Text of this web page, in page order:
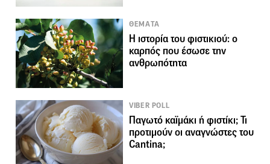
ΘΕΜΑΤΑ
Η ιστορία του φιστικιού: ο
καρπός που έσωσε την
ανθρωπότητα
VIBER POLL
Παγωτό καϊμάκι ή φιστίκι; Τι
προτιμούν οι αναγνώστες του
Cantina;